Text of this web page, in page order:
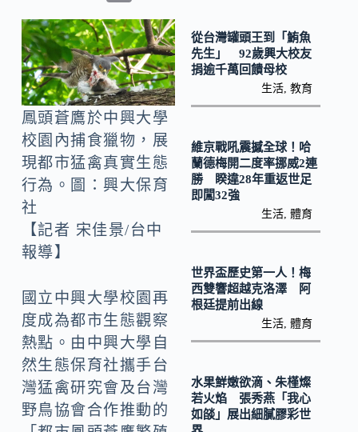
b
o
o
k
o
p
y
Li
n
k
鳳頭蒼鷹於中興大學
校園內捕食獵物，展
現都市猛禽真實生態
行為。圖：興大保育
社
【記者 宋佳景/台中
報導】
國立中興大學校園再
度成為都市生態觀察
熱點。由中興大學自
然生態保育社攜手台
灣猛禽研究會及台灣
野鳥協會合作推動的
從台灣罐頭王到「鮪魚
先生」 92歲興大校友
捐逾千萬回饋母校
生活 ,教育
維京戰吼震撼全球！哈
蘭德梅開二度率挪威2連
勝 睽違28年重返世足
即闖32強
生活 ,體育
世界盃歷史第一人！梅
西雙響超越克洛澤 阿
根廷提前出線
生活 ,體育
水果鮮嫩欲滴、朱槿燦
若火焰 張秀燕「我心
如燄」展出細膩膠彩世